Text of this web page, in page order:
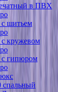
в ПВХ
с шитьем
кружевом
с гипюром
спальный